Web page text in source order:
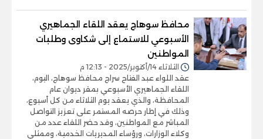
محافظ سوهاج يعقد اللقاء الجماهيري
الأسبوعي للاستماع إلى شكاوى وطلبات
المواطنين
الثلاثاء 14/أكتوبر/2025 - 12:13 م
عقد اللواء عبد الفتاح سراج محافظ سوهاج، اليوم،
اللقاء الجماهيري الأسبوعي بمقر ديوان عام
المحافظة، والذي يعقد يوم الثلاثاء من كل أسبوع،
وذلك في إطار حرصه المستمر على تعزيز التواصل
المباشر مع المواطنين، وقد حضر اللقاء عدد من
وكلاء الوزارات، ورؤساء المديريات الخدمية، وممثلي